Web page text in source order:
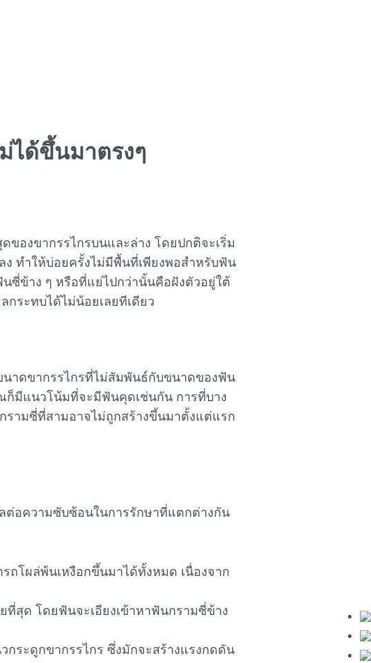
ได้ขึ้นมาตรงๆ
ของขากรรไกรบนและล่าง โดยปกติจะเริ่ม
ทำให้บ่อยครั้งไม่มีพื้นที่เพียงพอสำหรับฟัน
ซี่ข้าง ๆ หรือที่แย่ไปกว่านั้นคือฝังตัวอยู่ใต้
กระทบได้ไม่น้อยเลยทีเดียว
นาดขากรรไกรที่ไม่สัมพันธ์กับขนาดของฟัน
มีแนวโน้มที่จะมีฟันคุดเช่นกัน การที่บาง
รามซี่ที่สามอาจไม่ถูกสร้างขึ้นมาตั้งแต่แรก
ต่อความซับซ้อนในการรักษาที่แตกต่างกัน
ถโผล่พ้นเหงือกขึ้นมาได้ทั้งหมด เนื่องจาก
ที่สุด โดยฟันจะเอียงเข้าหาฟันกรามซี่ข้าง
ระดูกขากรรไกร ซึ่งมักจะสร้างแรงกดดัน